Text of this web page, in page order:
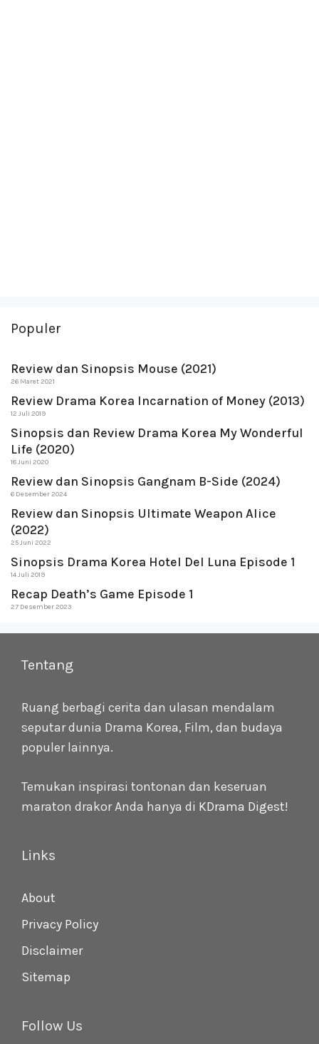
Populer
Review dan Sinopsis Mouse (2021)
26 Maret 2021
Review Drama Korea Incarnation of Money (2013)
12 Juli 2019
Sinopsis dan Review Drama Korea My Wonderful
Life (2020)
18 Juni 2020
Review dan Sinopsis Gangnam B-Side (2024)
6 Desember 2024
Review dan Sinopsis Ultimate Weapon Alice
(2022)
25 Juni 2022
Sinopsis Drama Korea Hotel Del Luna Episode 1
14 Juli 2019
Recap Death’s Game Episode 1
27 Desember 2023
Tentang
Ruang berbagi cerita dan ulasan mendalam
seputar dunia Drama Korea, Film, dan budaya
populer lainnya.
Temukan inspirasi tontonan dan keseruan
maraton drakor Anda hanya di KDrama Digest!
Links
About
Privacy Policy
Disclaimer
Sitemap
Follow Us